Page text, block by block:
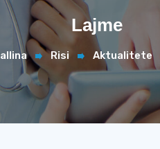
Lajme
Risi Aktualitete